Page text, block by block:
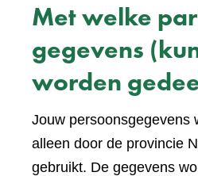
Met welke
gegevens
worden
Jouw persoonsgegevens
alleen door de provincie
gebruikt. De gegevens